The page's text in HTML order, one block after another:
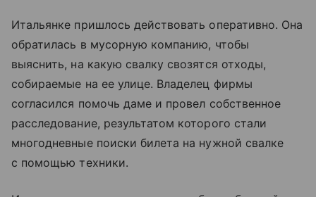
Итальянке пришлось действовать оперативно. Она
обратилась в мусорную компанию, чтобы
выяснить, на какую свалку свозятся отходы,
собираемые на ее улице. Владелец фирмы
согласился помочь даме и провел собственное
расследование, результатом которого стали
многодневные поиски билета на нужной свалке
с помощью техники.